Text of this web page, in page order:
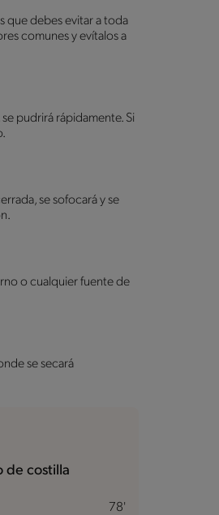
que debes evitar a toda
comunes y evítalos a
pudrirá rápidamente. Si
se sofocará y se
o cualquier fuente de
se secará
78'
de costilla